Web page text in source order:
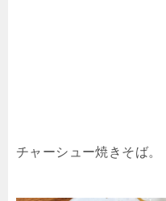
チャーシュー焼きそば。